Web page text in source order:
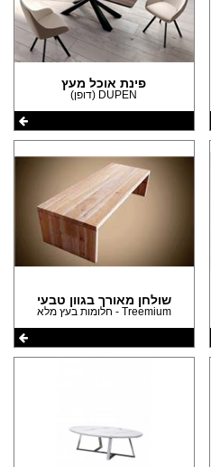
פינת אוכל מעץ
DUPEN (דופן)
שולחן מאורך בגוון טבעי
Treemium - חלומות בעץ מלא